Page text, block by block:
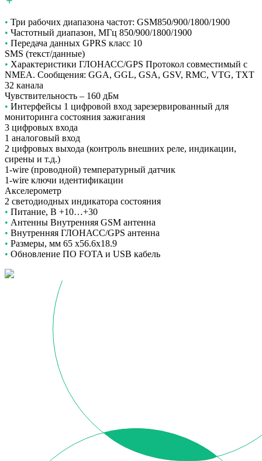
• Три рабочих диапазона частот: GSM850/900/1800/1900
• Частотный диапазон, МГц 850/900/1800/1900
• Передача данных GPRS класс 10
SMS (текст/данные)
• Характеристики ГЛОНАСС/GPS Протокол совместимый c
NMEA. Сообщения: GGA, GGL, GSA, GSV, RMC, VTG, TXT
32 канала
Чувствительность – 160 дБм
• Интерфейсы 1 цифровой вход зарезервированный для
мониторинга состояния зажигания
3 цифровых входа
1 аналоговый вход
2 цифровых выхода (контроль внешних реле, индикации,
сирены и т.д.)
1-wire (проводной) температурный датчик
1-wire ключи идентификации
Акселерометр
2 светодиодных индикатора состояния
• Питание, В +10…+30
• Антенны Внутренняя GSM антенна
• Внутренняя ГЛОНАСС/GPS антенна
• Размеры, мм 65 х56.6х18.9
• Обновление ПО FOTA и USB кабель